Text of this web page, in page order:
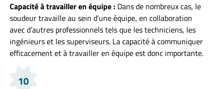
Capacité à travailler en équipe : Dans de nombreux cas, le
soudeur travaille au sein d’une équipe, en collaboration
avec d’autres professionnels tels que les techniciens, les
ingénieurs et les superviseurs. La capacité à communiquer
efficacement et à travailler en équipe est donc importante.
10